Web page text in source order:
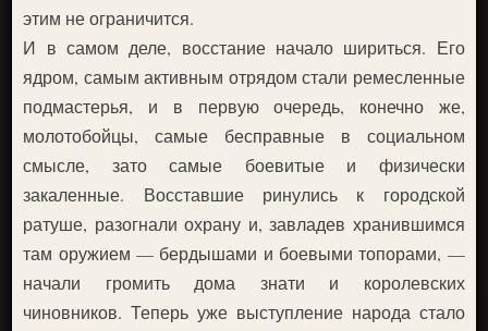
этим не ограничится.
И в самом деле, восстание начало шириться. Его
ядром, самым активным отрядом стали ремесленные
подмастерья, и в первую очередь, конечно же,
молотобойцы, самые бесправные в социальном
смысле, зато самые боевитые и физически
закаленные. Восставшие ринулись к городской
ратуше, разогнали охрану и, завладев хранившимся
там оружием — бердышами и боевыми топорами, —
начали громить дома знати и королевских
чиновников. Теперь уже выступление народа стало